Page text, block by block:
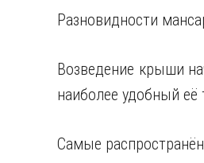
Разновидности
Возведение крыши
наиболее удобный
Самые